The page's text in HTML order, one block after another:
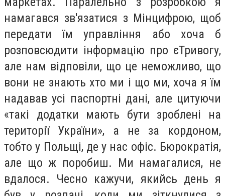
намагався зв'язатися з Мінцифрою, щоб
передати їм управління або хоча б
розповсюдити інформацію про єТривогу,
але нам відповіли, що це неможливо, що
вони не знають хто ми і що ми, хоча я їм
надавав усі паспортні дані, але цитуючи
«такі додатки мають бути зроблені на
території України», а не за кордоном,
тобто у Польщі, де у нас офіс. Бюрократія,
але що ж поробиш. Ми намагалися, не
вдалося. Чесно кажучи, якийсь день я